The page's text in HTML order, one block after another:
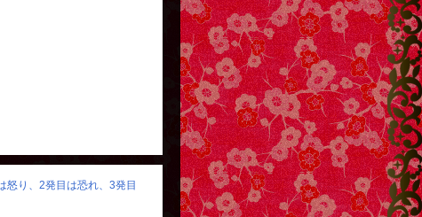
怒り、2発目は恐れ、3発目